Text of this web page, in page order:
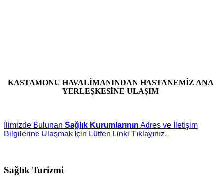
KASTAMONU HAVALİMANINDAN HASTANEMİZ ANA
YERLEŞKESİNE ULAŞIM
İlimizde Bulunan Sağlık Kurumlarının Adres ve İletişim
Bilgilerine Ulaşmak İçin Lütfen Linki Tıklayınız.
Sağlık Turizmi